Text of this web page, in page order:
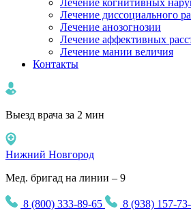
Лечение когнитивных
Лечение диссоциального
Лечение анозогнозии
Лечение аффективных
Лечение мании величия
Контакты
Выезд врача за 2 мин
Нижний Новгород
Мед. бригад на линии – 9
8 (800) 333-89-65
8 (938) 157-